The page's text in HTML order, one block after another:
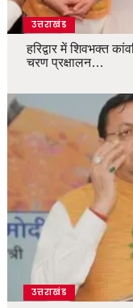
उत्तराखंड
हरिद्वार में शिवभक्त
चरण प्रक्षालन…
उत्तराखंड